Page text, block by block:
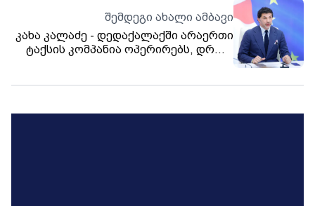
უცვლელად ვინარჩუნებთ მონეტარული
პოლიტიკის განაკვეთს
შემდეგი ახალი ამბავი
კახა კალაძე - დედაქალაქში არაერთი
ტაქსის კომპანია ოპერირებს, დროა,